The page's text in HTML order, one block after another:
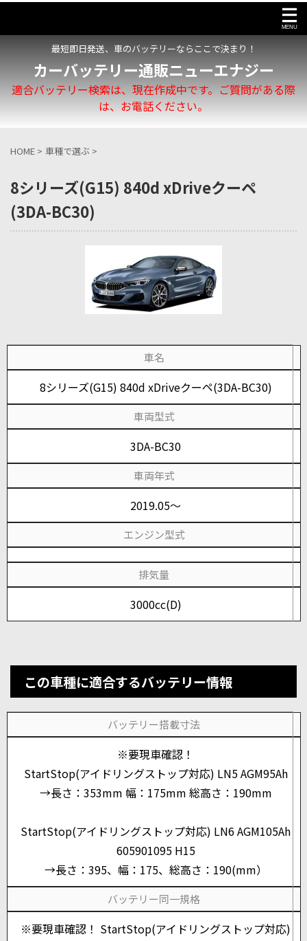
最短即日発送、車のバッテリーならここで決まり！
カーバッテリー通販ニューエナジー
適合バッテリー検索は、現在作成中です。ご質問がある際
は、お電話ください。
HOME > 車種で選ぶ >
8シリーズ(G15) 840d xDriveクーペ
(3DA-BC30)
車名
8シリーズ(G15) 840d xDriveクーペ(3DA-BC30)
車両型式
3DA-BC30
車両年式
2019.05～
エンジン型式
排気量
3000cc(D)
この車種に適合するバッテリー情報
バッテリー搭載寸法
※要現車確認！
StartStop(アイドリングストップ対応) LN5 AGM95Ah
→長さ：353mm 幅：175mm 総高さ：190mm
StartStop(アイドリングストップ対応) LN6 AGM105Ah
605901095 H15
→長さ：395、幅：175、総高さ：190(mm）
バッテリー同一規格
※要現車確認！ StartStop(アイドリングストップ対応)